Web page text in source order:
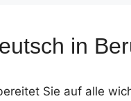
in
Sie auf alle